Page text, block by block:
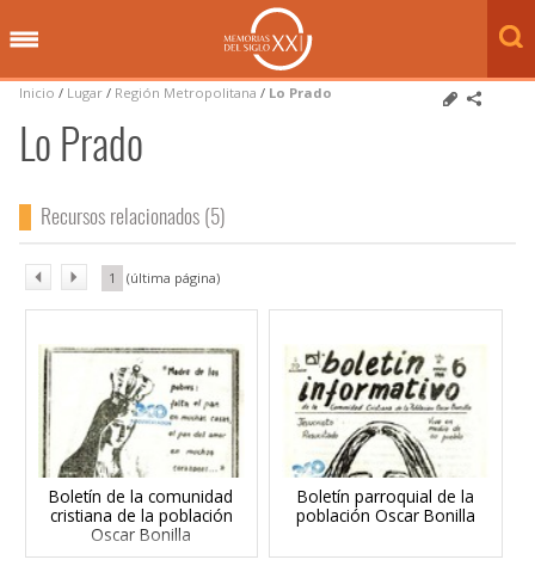
Inicio / Lugar / Región Metropolitana / Lo Prado
Lo Prado
Recursos relacionados (5)
Boletín de la comunidad
cristiana de la población
Oscar Bonilla
Boletín parroquial de la
población Oscar Bonilla
1